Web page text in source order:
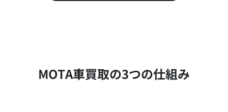
MOTA車買取の3つの仕組み